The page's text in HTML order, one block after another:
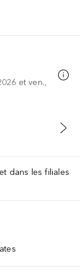
et ven.,
dans les filiales